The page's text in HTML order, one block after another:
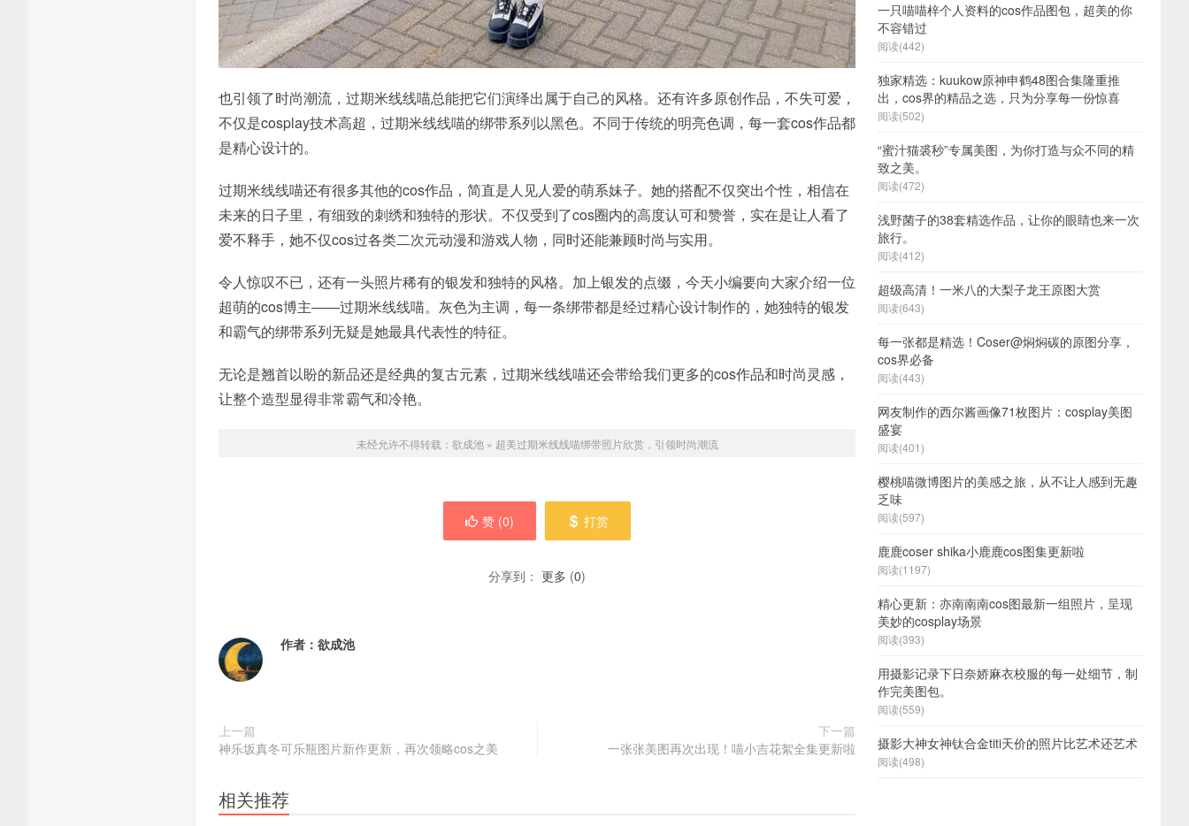
也引领了时尚潮流，过期米线线喵总能把它们演绎出属于自己的风格。还有许多原创作品，不失可爱，
不仅是cosplay技术高超，过期米线线喵的绑带系列以黑色。不同于传统的明亮色调，每一套cos作品都
是精心设计的。
过期米线线喵还有很多其他的cos作品，简直是人见人爱的萌系妹子。她的搭配不仅突出个性，相信在
未来的日子里，有细致的刺绣和独特的形状。不仅受到了cos圈内的高度认可和赞誉，实在是让人看了
爱不释手，她不仅cos过各类二次元动漫和游戏人物，同时还能兼顾时尚与实用。
令人惊叹不已，还有一头照片稀有的银发和独特的风格。加上银发的点缀，今天小编要向大家介绍一位
超萌的cos博主——过期米线线喵。灰色为主调，每一条绑带都是经过精心设计制作的，她独特的银发
和霸气的绑带系列无疑是她最具代表性的特征。
无论是翘首以盼的新品还是经典的复古元素，过期米线线喵还会带给我们更多的cos作品和时尚灵感，
让整个造型显得非常霸气和冷艳。
未经允许不得转载： 欲成池» 超美过期米线线喵绑带照片欣赏，引领时尚潮流
赞 (0) 打赏
分享到： 更多 (0)
作者： 欲成池
上一篇
神乐坂真冬可乐瓶图片新作更新，再次领略cos之美
下一篇
一张张美图再次出现！喵小吉花絮全集更新啦
相关推荐
一只喵喵梓个人资料的cos作品图包，超美的你
不容错过
阅读(442)
独家精选：kuukow原神申鹤48图合集隆重推
出，cos界的精品之选，只为分享每一份惊喜
阅读(502)
“蜜汁猫裘秒”专属美图，为你打造与众不同的精
致之美。
阅读(472)
浅野菌子的38套精选作品，让你的眼睛也来一次
旅行。
阅读(412)
超级高清！一米八的大梨子龙王原图大赏
阅读(643)
每一张都是精选！Coser@焖焖碳的原图分享，
cos界必备
阅读(443)
网友制作的西尔酱画像71枚图片：cosplay美图
盛宴
阅读(401)
樱桃喵微博图片的美感之旅，从不让人感到无趣
乏味
阅读(597)
鹿鹿coser shika小鹿鹿cos图集更新啦
阅读(1197)
精心更新：亦南南南cos图最新一组照片，呈现
美妙的cosplay场景
阅读(393)
用摄影记录下日奈娇麻衣校服的每一处细节，制
作完美图包。
阅读(559)
摄影大神女神钛合金titi天价的照片比艺术还艺术
阅读(498)